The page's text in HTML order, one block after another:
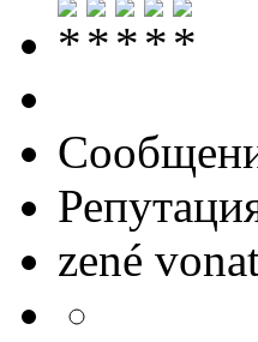
zené